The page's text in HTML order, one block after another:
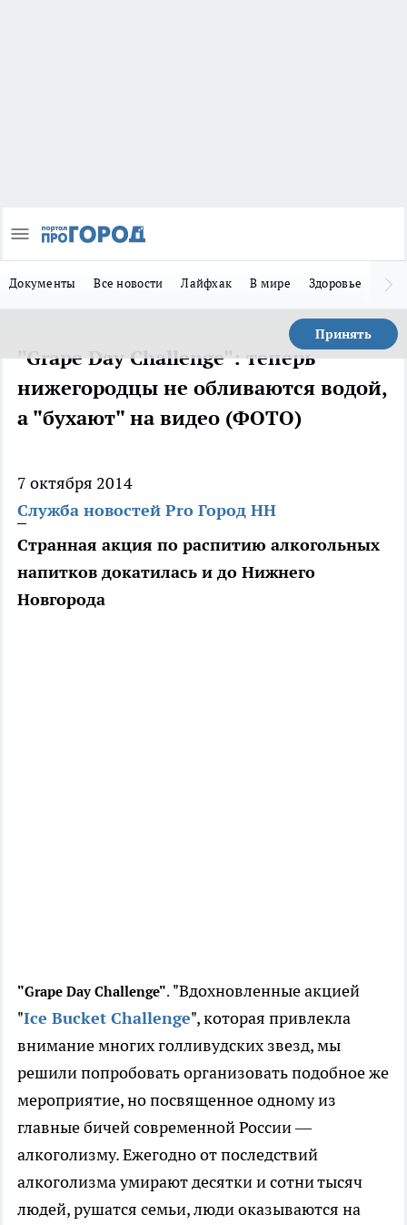
Документы Все новости Лайфхак В мире Здоровье
Принять
"Grape Day Challenge": теперь
нижегородцы не обливаются водой,
а "бухают" на видео (ФОТО)
7 октября 2014
Служба новостей Pro Город НН
Странная акция по распитию алкогольных
напитков докатилась и до Нижнего
Новгорода
"Grape Day Challenge". "Вдохновленные акцией
"Ice Bucket Challenge", которая привлекла
внимание многих голливудских звезд, мы
решили попробовать организовать подобное же
мероприятие, но посвященное одному из
главные бичей современной России —
алкоголизму. Ежегодно от последствий
алкоголизма умирают десятки и сотни тысяч
людей, рушатся семьи, люди оказываются на